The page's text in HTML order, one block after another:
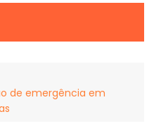
de emergência em